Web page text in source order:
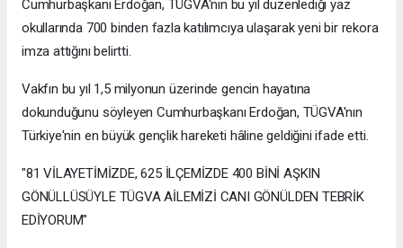
Cumhurbaşkanı Erdoğan, TÜGVA'nın bu yıl düzenlediği yaz
okullarında 700 binden fazla katılımcıya ulaşarak yeni bir rekora
imza attığını belirtti.
Vakfın bu yıl 1,5 milyonun üzerinde gencin hayatına
dokunduğunu söyleyen Cumhurbaşkanı Erdoğan, TÜGVA'nın
Türkiye'nin en büyük gençlik hareketi hâline geldiğini ifade etti.
"81 VİLAYETİMİZDE, 625 İLÇEMİZDE 400 BİNİ AŞKIN
GÖNÜLLÜSÜYLE TÜGVA AİLEMİZİ CANI GÖNÜLDEN TEBRİK
EDİYORUM"